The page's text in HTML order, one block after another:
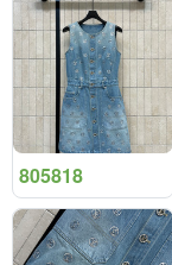
805818